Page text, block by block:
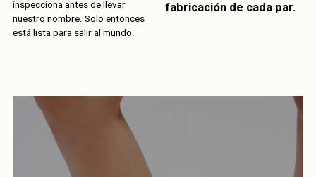
inspecciona antes de llevar
nuestro nombre. Solo entonces
está lista para salir al mundo.
fabricación de cada par.